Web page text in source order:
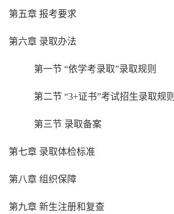
第五章 报考要求
第六章 录取办法
第一节 “依学考录取”录取规则
第二节 “3+证书”考试招生录取规则
第三节 录取备案
第七章 录取体检标准
第八章 组织保障
第九章 新生注册和复查